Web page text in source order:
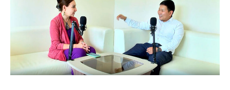
as
s
ni
ki
m p
p